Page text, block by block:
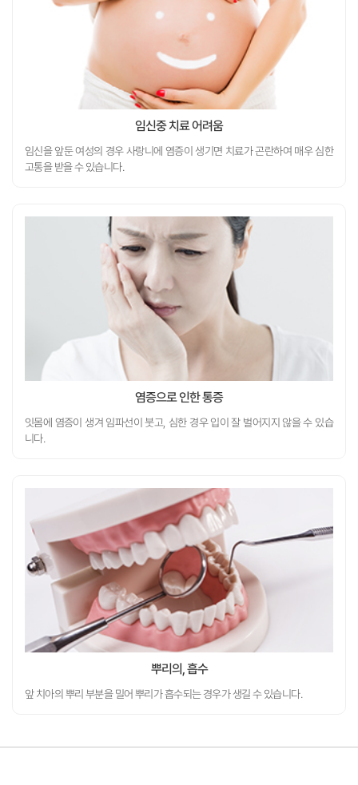
임신을 앞둔 여성의 경우 사랑니에 염증이 생기면 치료가 곤란하여 매우 심한